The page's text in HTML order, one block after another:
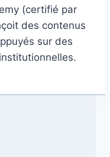
(certifié par
des contenus
sur des